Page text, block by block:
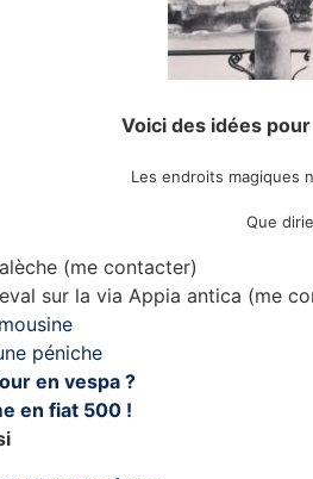
Voici des idées
Les endroits magiques
Que
(me contacter)
sur la via Appia antica (me
péniche
en vespa ?
en fiat 500 !